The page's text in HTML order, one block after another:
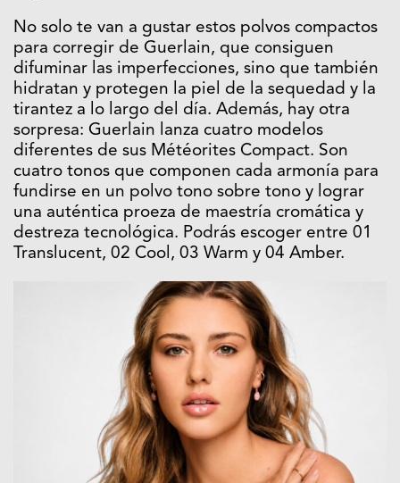
No solo te van a gustar estos polvos compactos
para corregir de Guerlain, que consiguen
difuminar las imperfecciones, sino que también
hidratan y protegen la piel de la sequedad y la
tirantez a lo largo del día. Además, hay otra
sorpresa: Guerlain lanza cuatro modelos
diferentes de sus Météorites Compact. Son
cuatro tonos que componen cada armonía para
fundirse en un polvo tono sobre tono y lograr
una auténtica proeza de maestría cromática y
destreza tecnológica. Podrás escoger entre 01
Translucent, 02 Cool, 03 Warm y 04 Amber.